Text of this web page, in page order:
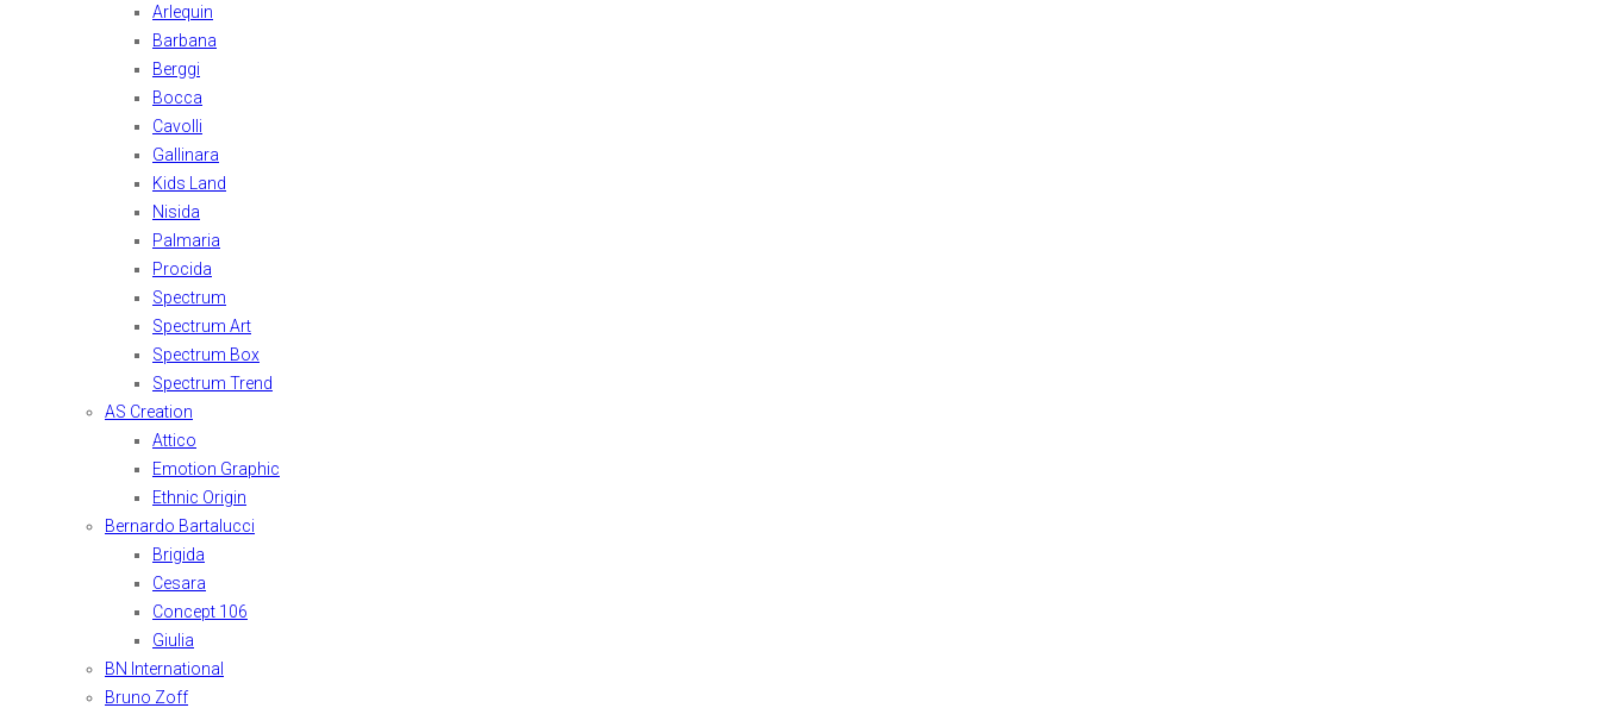
Arlequin
Barbana
Berggi
Bocca
Cavolli
Gallinara
Kids Land
Nisida
Palmaria
Procida
Spectrum
Spectrum Art
Spectrum Box
Spectrum Trend
AS Creation
Attico
Emotion Graphic
Ethnic Origin
Bernardo Bartalucci
Brigida
Cesara
Concept 106
Giulia
BN International
Bruno Zoff